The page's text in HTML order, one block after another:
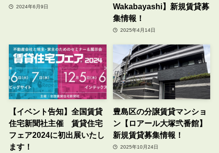
2024年6月9日
Wakabayashi】新規賃貸募
集情報！
2025年4月14日
【イベント告知】全国賃貸
住宅新聞社主催 賃貸住宅
フェア2024に初出展いたし
ます！
豊島区の分譲賃貸マンショ
ン【ロアール大塚弐番館】
新規賃貸募集情報！
2025年10月24日